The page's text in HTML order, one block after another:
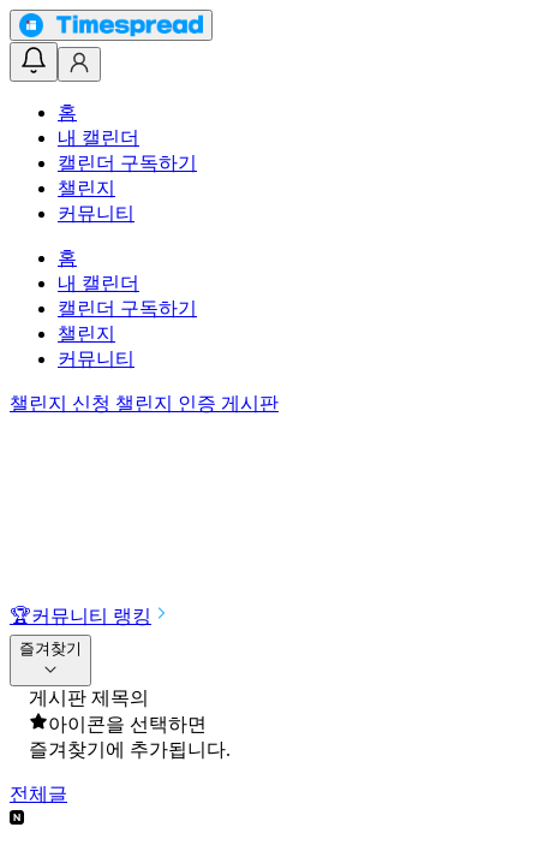
홈
내 캘린더
캘린더 구독하기
챌린지
커뮤니티
홈
내 캘린더
캘린더 구독하기
챌린지
커뮤니티
챌린지 신청 챌린지 인증 게시판
🏆커뮤니티 랭킹
즐겨찾기
게시판 제목의
아이콘을 선택하면
즐겨찾기에 추가됩니다.
전체글